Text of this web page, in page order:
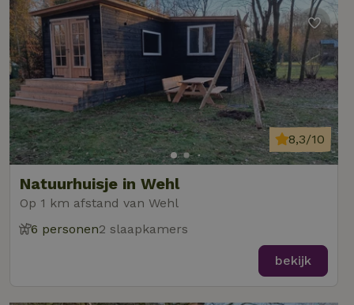
Natuurhuisje in Wehl
Op 1 km afstand van Wehl
8,3/10
6 personen2 slaapkamers
bekijk